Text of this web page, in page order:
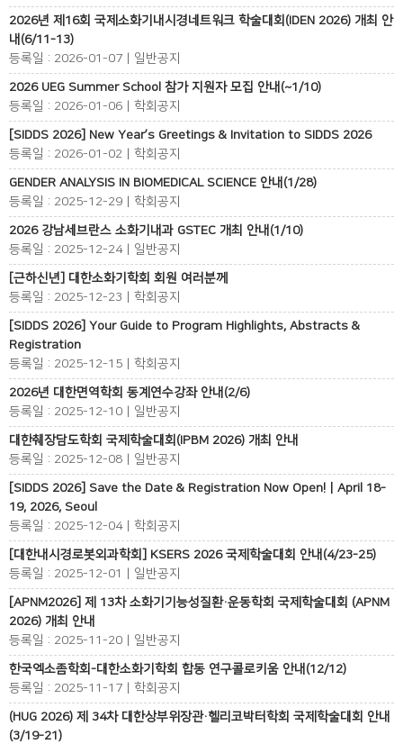
2026년 제16회 국제소화기내시경네트워크 학술대회(IDEN 2026) 개최 안
내(6/11-13)
등록일 : 2026-01-07 | 일반공지
2026 UEG Summer School 참가 지원자 모집 안내(~1/10)
등록일 : 2026-01-06 | 학회공지
[SIDDS 2026] New Year’s Greetings & Invitation to SIDDS 2026
등록일 : 2026-01-02 | 학회공지
GENDER ANALYSIS IN BIOMEDICAL SCIENCE 안내(1/28)
등록일 : 2025-12-29 | 학회공지
2026 강남세브란스 소화기내과 GSTEC 개최 안내(1/10)
등록일 : 2025-12-24 | 일반공지
[근하신년] 대한소화기학회 회원 여러분께
등록일 : 2025-12-23 | 학회공지
[SIDDS 2026] Your Guide to Program Highlights, Abstracts &
Registration
등록일 : 2025-12-15 | 학회공지
2026년 대한면역학회 동계연수강좌 안내(2/6)
등록일 : 2025-12-10 | 일반공지
대한췌장담도학회 국제학술대회(IPBM 2026) 개최 안내
등록일 : 2025-12-08 | 일반공지
[SIDDS 2026] Save the Date & Registration Now Open! | April 18-
19, 2026, Seoul
등록일 : 2025-12-04 | 학회공지
[대한내시경로봇외과학회] KSERS 2026 국제학술대회 안내(4/23-25)
등록일 : 2025-12-01 | 일반공지
[APNM2026] 제 13차 소화기기능성질환·운동학회 국제학술대회 (APNM
2026) 개최 안내
등록일 : 2025-11-20 | 일반공지
한국엑소좀학회-대한소화기학회 합동 연구콜로키움 안내(12/12)
등록일 : 2025-11-17 | 학회공지
(HUG 2026) 제 34차 대한상부위장관·헬리코박터학회 국제학술대회 안내
(3/19-21)